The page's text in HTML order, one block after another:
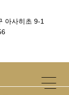
아사히초 9-1